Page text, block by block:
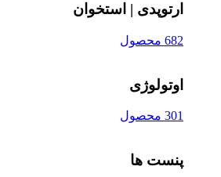
ارتوپدی | استخوان
682 محصول
اوتولوژی
301 محصول
پنست ها